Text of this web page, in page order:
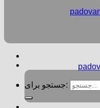
جستجو برای: